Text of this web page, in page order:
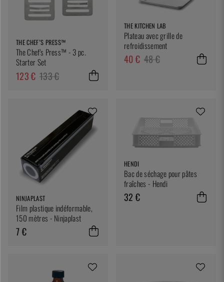
THE CHEF’S PRESS™
The Chef's Press™ - 3 pc.
Starter Set
123 € 133 €
THE KITCHEN LAB
Plateau avec grille de
refroidissement
40 € 48 €
NINJAPLAST
Film plastique indéformable,
150 mètres - Ninjaplast
7 €
HENDI
Bac de séchage pour pâtes
fraîches - Hendi
32 €